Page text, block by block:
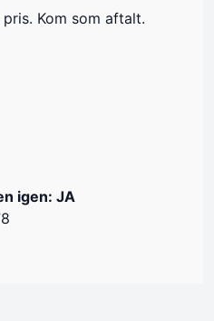
Kom som aftalt.
igen: JA